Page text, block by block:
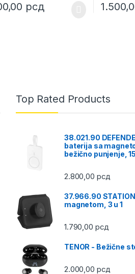
options may be chosen on the product
рсд
This
Top Rated Products
38.021.90
baterija sa
bežično punjenje,
2.800,00 рсд
37.966.90
magnetom, 3 u 1
1.790,00 рсд
TENOR - Bežične
2.000,00 рсд